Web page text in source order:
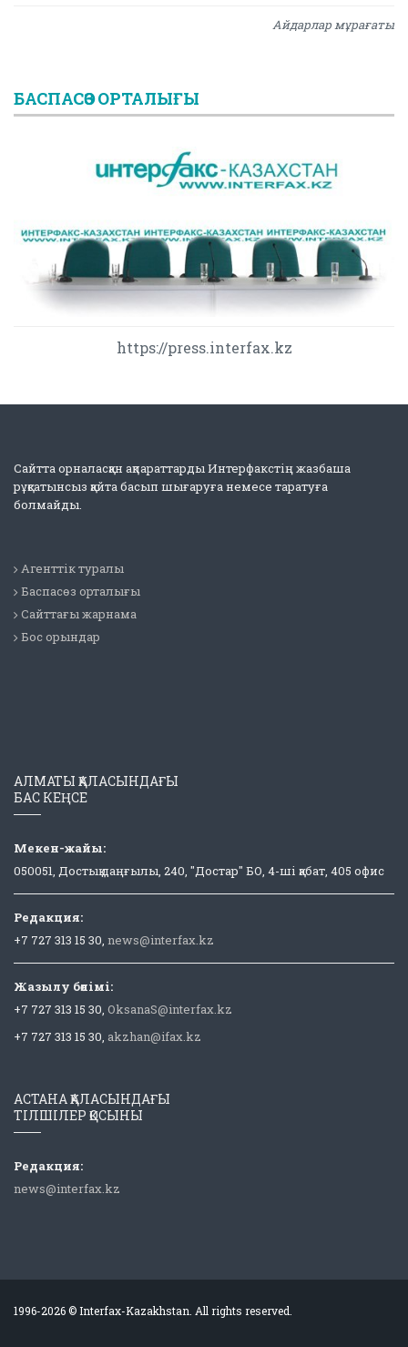
Айдарлар мұрағаты
БАСПАСӨЗ ОРТАЛЫҒЫ
https://press.interfax.kz
Сайтта орналасқан ақпараттарды Интерфакстің жазбаша
рұқсатынсыз қайта басып шығаруға немесе таратуға
болмайды.
Агенттік туралы
Баспасөз орталығы
Сайттағы жарнама
Бос орындар
АЛМАТЫ ҚАЛАСЫНДАҒЫ
БАС КЕҢСЕ
Мекен-жайы:
050051, Достық даңғылы, 240, "Достар" БО, 4-ші қабат, 405 офис
Редакция:
+7 727 313 15 30, news@interfax.kz
Жазылу бөлімі:
+7 727 313 15 30, OksanaS@interfax.kz
+7 727 313 15 30, akzhan@ifax.kz
АСТАНА ҚАЛАСЫНДАҒЫ
ТІЛШІЛЕР ҚОСЫНЫ
Редакция:
news@interfax.kz
1996-2026 © Interfax-Kazakhstan. All rights reserved.